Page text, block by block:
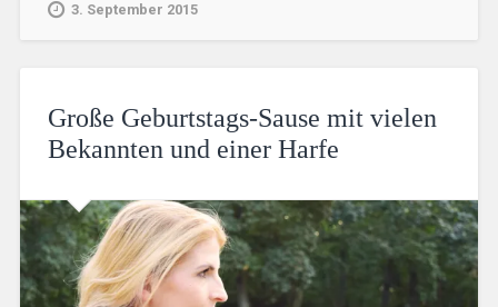
3. September 2015
Große Geburtstags-Sause mit vielen
Bekannten und einer Harfe